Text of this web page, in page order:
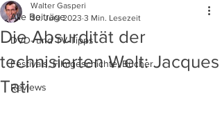
Alle Beiträge
DVD- und TV-Tipps
Festivals, Filmgeschichte, Bücher
Reviews
Die Absurdität der
technisierten Welt: Jacques
Tati
Walter Gasperi
30. Juni 2023 3 Min. Lesezeit